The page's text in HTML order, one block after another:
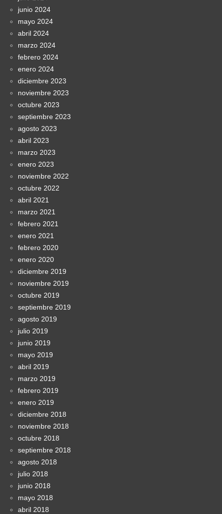
junio 2024
mayo 2024
abril 2024
marzo 2024
febrero 2024
enero 2024
diciembre 2023
noviembre 2023
octubre 2023
septiembre 2023
agosto 2023
abril 2023
marzo 2023
enero 2023
noviembre 2022
octubre 2022
abril 2021
marzo 2021
febrero 2021
enero 2021
febrero 2020
enero 2020
diciembre 2019
noviembre 2019
octubre 2019
septiembre 2019
agosto 2019
julio 2019
junio 2019
mayo 2019
abril 2019
marzo 2019
febrero 2019
enero 2019
diciembre 2018
noviembre 2018
octubre 2018
septiembre 2018
agosto 2018
julio 2018
junio 2018
mayo 2018
abril 2018